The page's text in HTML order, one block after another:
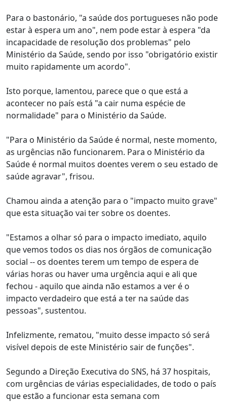
Para o bastonário, "a saúde dos portugueses não pode
estar à espera um ano", nem pode estar à espera "da
incapacidade de resolução dos problemas" pelo
Ministério da Saúde, sendo por isso "obrigatório existir
muito rapidamente um acordo".
Isto porque, lamentou, parece que o que está a
acontecer no país está "a cair numa espécie de
normalidade" para o Ministério da Saúde.
"Para o Ministério da Saúde é normal, neste momento,
as urgências não funcionarem. Para o Ministério da
Saúde é normal muitos doentes verem o seu estado de
saúde agravar", frisou.
Chamou ainda a atenção para o "impacto muito grave"
que esta situação vai ter sobre os doentes.
"Estamos a olhar só para o impacto imediato, aquilo
que vemos todos os dias nos órgãos de comunicação
social -- os doentes terem um tempo de espera de
várias horas ou haver uma urgência aqui e ali que
fechou - aquilo que ainda não estamos a ver é o
impacto verdadeiro que está a ter na saúde das
pessoas", sustentou.
Infelizmente, rematou, "muito desse impacto só será
visível depois de este Ministério sair de funções".
Segundo a Direção Executiva do SNS, há 37 hospitais,
com urgências de várias especialidades, de todo o país
que estão a funcionar esta semana com